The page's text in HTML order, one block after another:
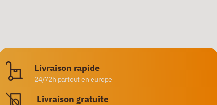
Livraison rapide
24/72h partout en europe
Livraison gratuite